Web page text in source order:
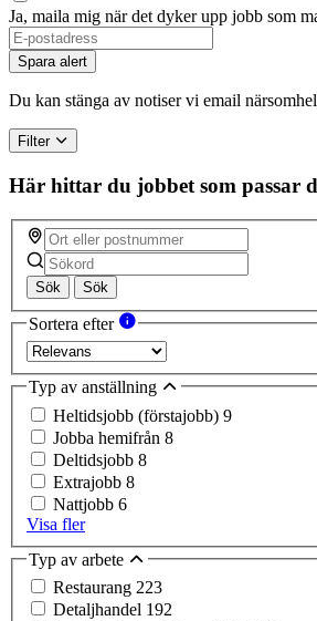
Ja, maila mig när det dyker upp jobb som
Spara alert
Du kan stänga av notiser vi email
Filter
Här hittar du jobbet som passar
Sök Sök
Sortera efter
Typ av anställning
Heltidsjobb (förstajobb) 9
Jobba hemifrån 8
Deltidsjobb 8
Extrajobb 8
Nattjobb 6
Visa fler
Typ av arbete
Restaurang 223
Detaljhandel 192